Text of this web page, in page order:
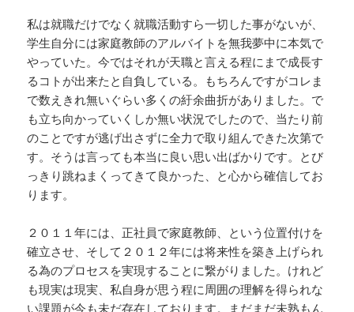
私は就職だけでなく就職活動すら一切した事がないが、
学生自分には家庭教師のアルバイトを無我夢中に本気で
やっていた。今ではそれが天職と言える程にまで成長す
るコトが出来たと自負している。もちろんですがコレま
で数えきれ無いぐらい多くの紆余曲折がありました。で
も立ち向かっていくしか無い状況でしたので、当たり前
のことですが逃げ出さずに全力で取り組んできた次第で
す。そうは言っても本当に良い思い出ばかりです。とび
っきり跳ねまくってきて良かった、と心から確信してお
ります。
２０１１年には、正社員で家庭教師、という位置付けを
確立させ、そして２０１２年には将来性を築き上げられ
る為のプロセスを実現することに繋がりました。けれど
も現実は現実、私自身が思う程に周囲の理解を得られな
い課題が今も未だ存在しております。まだまだ未熟もん